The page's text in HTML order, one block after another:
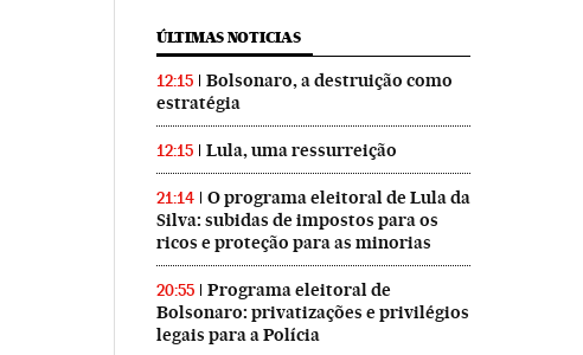
ÚLTIMAS NOTICIAS
12:15
Bolsonaro, a destruição como
estratégia
12:15 Lula, uma ressurreição
21:14
O programa eleitoral de Lula da
Silva: subidas de impostos para os
ricos e proteção para as minorias
20:55
Programa eleitoral de
Bolsonaro: privatizações e privilégios
legais para a Polícia